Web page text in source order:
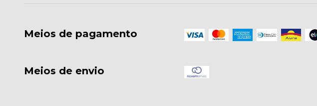
Meios de pagamento
Meios de envio